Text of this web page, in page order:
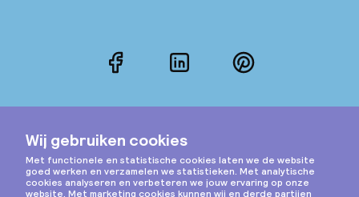
FacebookLinkedInPinterest
Instagram